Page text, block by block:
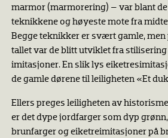
marmor (marmorering) – var blant
teknikkene og høyeste mote fra
Begge teknikker er svært gamle, men
tallet var de blitt utviklet fra
imitasjoner. En slik lys
de gamle dørene til leiligheten «Et
Ellers preges leiligheten av
er det dype jordfarger som dyp
brunfarger og eiketreimitasjoner på